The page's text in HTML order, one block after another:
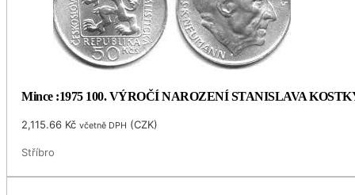
Mince :1975 100. VÝROČÍ NAROZENÍ STANISLAVA
2,115.66 Kč včetně DPH (CZK)
Stříbro